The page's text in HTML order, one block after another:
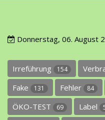
Donnerstag, 06. August
Irreführung 154
Fake 131 Fehler 84
ÖKO-TEST 69 Label